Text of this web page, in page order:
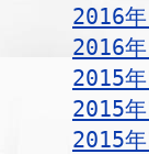
2016
2016
2015
2015
2015